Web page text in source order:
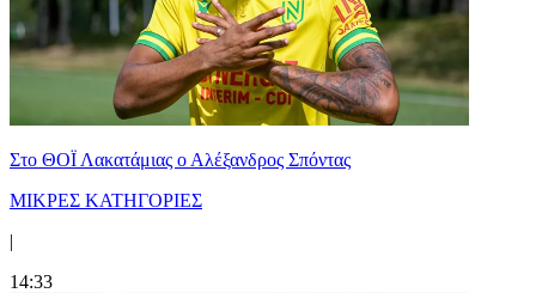
Στο ΘΟΪ Λακατάμιας ο Αλέξανδρος Σπόντας
ΜΙΚΡΕΣ ΚΑΤΗΓΟΡΙΕΣ
|
14:33